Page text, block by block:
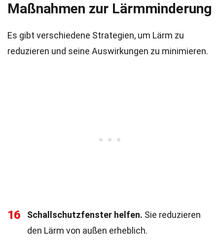
Maßnahmen zur Lärmminderung
Es gibt verschiedene Strategien, um Lärm zu
reduzieren und seine Auswirkungen zu minimieren.
16 Schallschutzfenster helfen. Sie reduzieren
den Lärm von außen erheblich.